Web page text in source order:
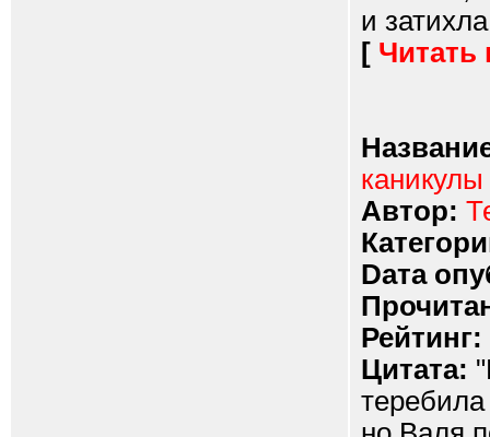
и
[ Читать
каникулы
Автор:
Dата
Рейтинг:
Цитата: